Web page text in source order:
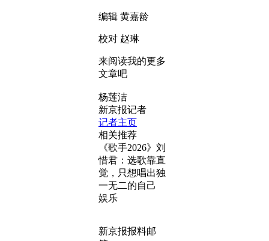
编辑 黄嘉龄
校对 赵琳
来阅读我的更多
文章吧
杨莲洁
新京报记者
记者主页
相关推荐
《歌手2026》刘
惜君：选歌靠直
觉，只想唱出独
一无二的自己
娱乐
新京报报料邮